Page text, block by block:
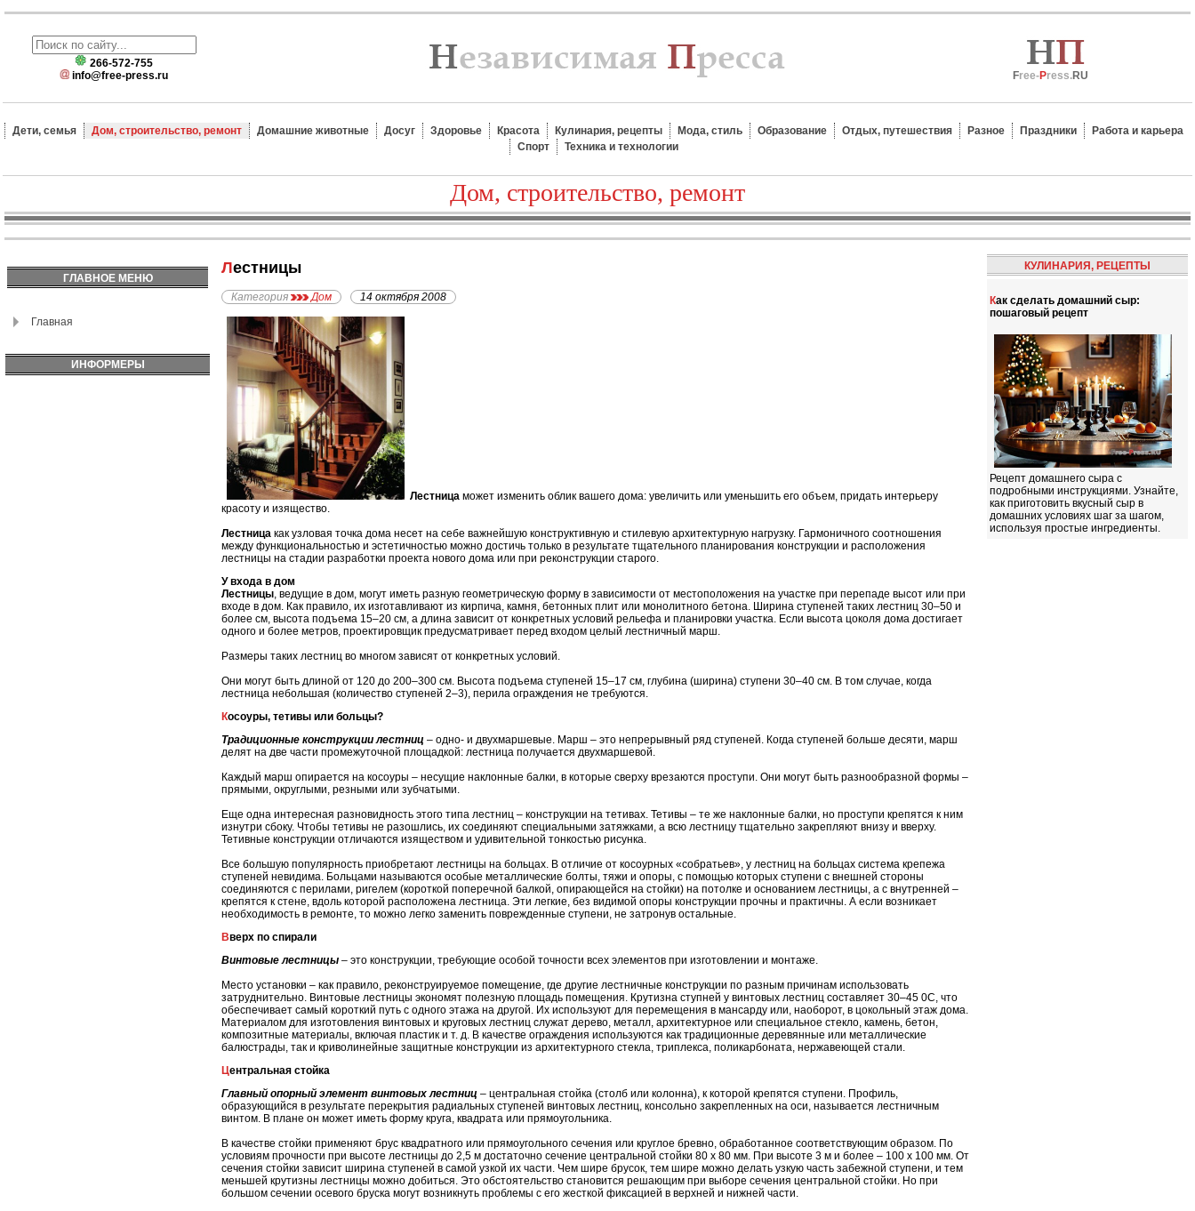
266-572-755
info@free-press.ru
Free-Press.RU
Дети, семья Дом, строительство, ремонт Домашние животные Досуг Здоровье Красота Кулинария, рецепты Мода, стиль Образование Отдых, путешествия Разное Праздники
Работа и карьера
Спорт
Техника и технологии
Дом, строительство, ремонт
ГЛАВНОЕ МЕНЮ
Главная
ИНФОРМЕРЫ
Лестницы
Категория Дом 14 октября 2008
Лестница может изменить облик вашего дома: увеличить или уменьшить его объем, придать интерьеру
красоту и изящество.
Лестница как узловая точка дома несет на себе важнейшую конструктивную и стилевую архитектурную нагрузку. Гармоничного соотношения
между функциональностью и эстетичностью можно достичь только в результате тщательного планирования конструкции и расположения
лестницы на стадии разработки проекта нового дома или при реконструкции старого.
У входа в дом
Лестницы, ведущие в дом, могут иметь разную геометрическую форму в зависимости от местоположения на участке при перепаде высот или при
входе в дом. Как правило, их изготавливают из кирпича, камня, бетонных плит или монолитного бетона. Ширина ступеней таких лестниц 30–50 и
более см, высота подъема 15–20 см, а длина зависит от конкретных условий рельефа и планировки участка. Если высота цоколя дома достигает
одного и более метров, проектировщик предусматривает перед входом целый лестничный марш.
Размеры таких лестниц во многом зависят от конкретных условий.
Они могут быть длиной от 120 до 200–300 см. Высота подъема ступеней 15–17 см, глубина (ширина) ступени 30–40 см. В том случае, когда
лестница небольшая (количество ступеней 2–3), перила ограждения не требуются.
Косоуры, тетивы или больцы?
Традиционные конструкции лестниц – одно- и двухмаршевые. Марш – это непрерывный ряд ступеней. Когда ступеней больше десяти, марш
делят на две части промежуточной площадкой: лестница получается двухмаршевой.
Каждый марш опирается на косоуры – несущие наклонные балки, в которые сверху врезаются проступи. Они могут быть разнообразной формы –
прямыми, округлыми, резными или зубчатыми.
Еще одна интересная разновидность этого типа лестниц – конструкции на тетивах. Тетивы – те же наклонные балки, но проступи крепятся к ним
изнутри сбоку. Чтобы тетивы не разошлись, их соединяют специальными затяжками, а всю лестницу тщательно закрепляют внизу и вверху.
Тетивные конструкции отличаются изяществом и удивительной тонкостью рисунка.
Все большую популярность приобретают лестницы на больцах. В отличие от косоурных «собратьев», у лестниц на больцах система крепежа
ступеней невидима. Больцами называются особые металлические болты, тяжи и опоры, с помощью которых ступени с внешней стороны
соединяются с перилами, ригелем (короткой поперечной балкой, опирающейся на стойки) на потолке и основанием лестницы, а с внутренней –
крепятся к стене, вдоль которой расположена лестница. Эти легкие, без видимой опоры конструкции прочны и практичны. А если возникает
необходимость в ремонте, то можно легко заменить поврежденные ступени, не затронув остальные.
Вверх по спирали
Винтовые лестницы – это конструкции, требующие особой точности всех элементов при изготовлении и монтаже.
Место установки – как правило, реконструируемое помещение, где другие лестничные конструкции по разным причинам использовать
затруднительно. Винтовые лестницы экономят полезную площадь помещения. Крутизна ступней у винтовых лестниц составляет 30–45 0C, что
обеспечивает самый короткий путь с одного этажа на другой. Их используют для перемещения в мансарду или, наоборот, в цокольный этаж дома.
Материалом для изготовления винтовых и круговых лестниц служат дерево, металл, архитектурное или специальное стекло, камень, бетон,
композитные материалы, включая пластик и т. д. В качестве ограждения используются как традиционные деревянные или металлические
балюстрады, так и криволинейные защитные конструкции из архитектурного стекла, триплекса, поликарбоната, нержавеющей стали.
Центральная стойка
Главный опорный элемент винтовых лестниц – центральная стойка (столб или колонна), к которой крепятся ступени. Профиль,
образующийся в результате перекрытия радиальных ступеней винтовых лестниц, консольно закрепленных на оси, называется лестничным
винтом. В плане он может иметь форму круга, квадрата или прямоугольника.
В качестве стойки применяют брус квадратного или прямоугольного сечения или круглое бревно, обработанное соответствующим образом. По
условиям прочности при высоте лестницы до 2,5 м достаточно сечение центральной стойки 80 х 80 мм. При высоте 3 м и более – 100 х 100 мм. От
сечения стойки зависит ширина ступеней в самой узкой их части. Чем шире брусок, тем шире можно делать узкую часть забежной ступени, и тем
меньшей крутизны лестницы можно добиться. Это обстоятельство становится решающим при выборе сечения центральной стойки. Но при
большом сечении осевого бруска могут возникнуть проблемы с его жесткой фиксацией в верхней и нижней части.
КУЛИНАРИЯ, РЕЦЕПТЫ
Как сделать домашний сыр:
пошаговый рецепт
Рецепт домашнего сыра с
подробными инструкциями. Узнайте,
как приготовить вкусный сыр в
домашних условиях шаг за шагом,
используя простые ингредиенты.